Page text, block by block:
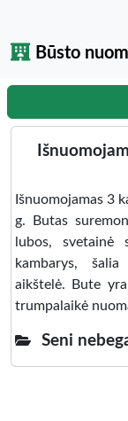
Būsto
Išnuomojamas 3
g. Butas
lubos, svetainė
kambarys,
aikštelė. Bute
trumpalaikė
Seni